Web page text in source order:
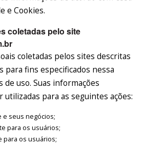
e Cookies.
coletadas pelo site
coletadas pelos sites descritas
para fins especificados nessa
de uso. Suas informações
utilizadas para as seguintes ações:
e seus negócios;
para os usuários;
para os usuários;